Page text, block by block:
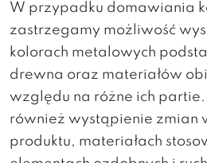
W przypadku domawiania
zastrzegamy możliwość
kolorach metalowych
drewna oraz materiałów
względu na różne ich
również wystąpienie zmian
produktu, materiałach